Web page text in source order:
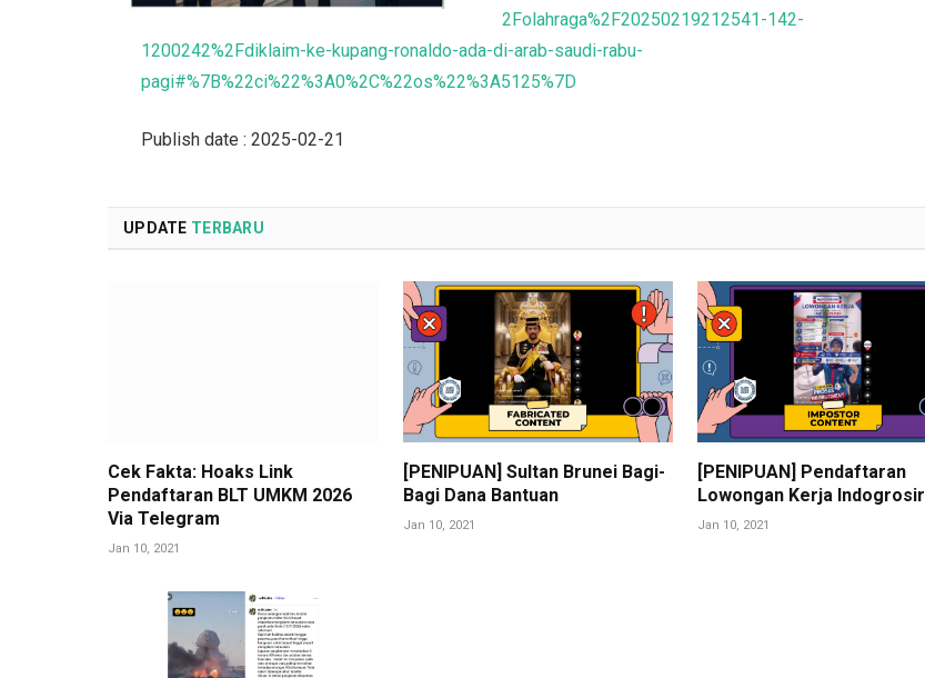
2Folahraga%2F20250219212541-142-
1200242%2Fdiklaim-ke-kupang-ronaldo-ada-di-arab-saudi-rabu-
pagi#%7B%22ci%22%3A0%2C%22os%22%3A5125%7D
Publish date : 2025-02-21
UPDATE TERBARU
Cek Fakta: Hoaks Link
Pendaftaran BLT UMKM 2026
Via Telegram
Jan 10, 2021
[PENIPUAN] Sultan Brunei Bagi-
Bagi Dana Bantuan
Jan 10, 2021
[PENIPUAN] Pendaftaran
Lowongan Kerja Indogrosir
Jan 10, 2021